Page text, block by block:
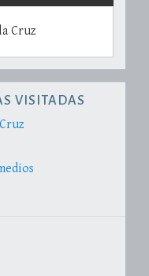
Cruz
VISITADAS